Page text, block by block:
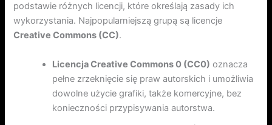
podstawie różnych licencji, które określają zasady ich
wykorzystania. Najpopularniejszą grupą są licencje
Creative Commons (CC).
Licencja Creative Commons 0 (CC0) oznacza
pełne zrzeknięcie się praw autorskich i umożliwia
dowolne użycie grafiki, także komercyjne, bez
konieczności przypisywania autorstwa.